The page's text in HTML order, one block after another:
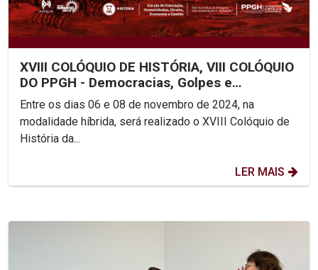
XVIII COLÓQUIO DE HISTÓRIA, VIII COLÓQUIO
DO PPGH - Democracias, Golpes e
Revoluções: Conexões...
Entre os dias 06 e 08 de novembro de 2024, na
modalidade híbrida, será realizado o XVIII Colóquio de
História da...
LER MAIS